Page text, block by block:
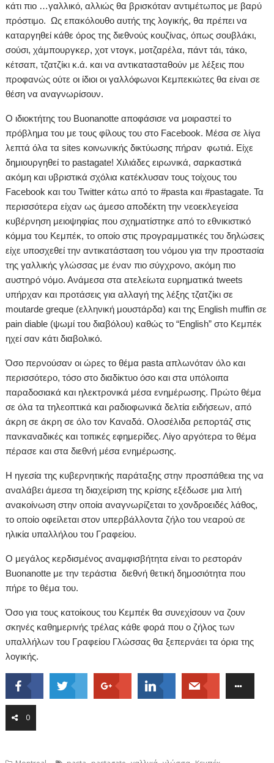
κάτι πιο …γαλλικό, αλλιώς θα βρισκόταν αντιμέτωπος με βαρύ
πρόστιμο. Ως επακόλουθο αυτής της λογικής, θα πρέπει να
καταργηθεί κάθε όρος της διεθνούς κουζίνας, όπως σουβλάκι,
σούσι, χάμπουργκερ, χοτ ντογκ, μοτζαρέλα, πάντ τάι, τάκο,
κέτσαπ, τζατζίκι κ.ά. και να αντικατασταθούν με λέξεις που
προφανώς ούτε οι ίδιοι οι γαλλόφωνοι Κεμπεκιώτες θα είναι σε
θέση να αναγνωρίσουν.
Ο ιδιοκτήτης του Buonanotte αποφάσισε να μοιραστεί το
πρόβλημα του με τους φίλους του στο Facebook. Μέσα σε λίγα
λεπτά όλα τα sites κοινωνικής δικτύωσης πήραν φωτιά. Είχε
δημιουργηθεί το pastagate! Χιλιάδες ειρωνικά, σαρκαστικά
ακόμη και υβριστικά σχόλια κατέκλυσαν τους τοίχους του
Facebook και του Twitter κάτω από το #pasta και #pastagate. Τα
περισσότερα είχαν ως άμεσο αποδέκτη την νεοεκλεγείσα
κυβέρνηση μειοψηφίας που σχηματίστηκε από το εθνικιστικό
κόμμα του Κεμπέκ, το οποίο στις προγραμματικές του δηλώσεις
είχε υποσχεθεί την αντικατάσταση του νόμου για την προστασία
της γαλλικής γλώσσας με έναν πιο σύγχρονο, ακόμη πιο
αυστηρό νόμο. Ανάμεσα στα ατελείωτα ευρηματικά tweets
υπήρχαν και προτάσεις για αλλαγή της λέξης τζατζίκι σε
moutarde greque (ελληνική μουστάρδα) και της English muffin σε
pain diable (ψωμί του διαβόλου) καθώς το “English” στο Κεμπέκ
ηχεί σαν κάτι διαβολικό.
Όσο περνούσαν οι ώρες το θέμα pasta απλωνόταν όλο και
περισσότερο, τόσο στο διαδίκτυο όσο και στα υπόλοιπα
παραδοσιακά και ηλεκτρονικά μέσα ενημέρωσης. Πρώτο θέμα
σε όλα τα τηλεοπτικά και ραδιοφωνικά δελτία ειδήσεων, από
άκρη σε άκρη σε όλο τον Καναδά. Ολοσέλιδα ρεπορτάζ στις
πανκαναδικές και τοπικές εφημερίδες. Λίγο αργότερα το θέμα
πέρασε και στα διεθνή μέσα ενημέρωσης.
Η ηγεσία της κυβερνητικής παράταξης στην προσπάθεια της να
αναλάβει άμεσα τη διαχείριση της κρίσης εξέδωσε μια λιτή
ανακοίνωση στην οποία αναγνωρίζεται το χονδροειδές λάθος,
το οποίο οφείλεται στον υπερβάλλοντα ζήλο του νεαρού σε
ηλικία υπαλλήλου του Γραφείου.
Ο μεγάλος κερδισμένος αναμφισβήτητα είναι το ρεστοράν
Buonanotte με την τεράστια διεθνή θετική δημοσιότητα που
πήρε το θέμα του.
Όσο για τους κατοίκους του Κεμπέκ θα συνεχίσουν να ζουν
σκηνές καθημερινής τρέλας κάθε φορά που ο ζήλος των
υπαλλήλων του Γραφείου Γλώσσας θα ξεπερνάει τα όρια της
λογικής.
0